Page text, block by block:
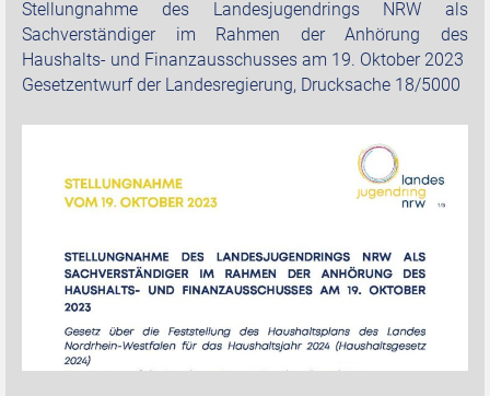
Stellungnahme des Landesjugendrings NRW als
Sachverständiger im Rahmen der Anhörung des
Haushalts- und Finanzausschusses am 19. Oktober 2023
Gesetzentwurf der Landesregierung, Drucksache 18/5000